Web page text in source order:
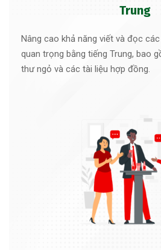
Trung
Nâng cao khả năng viết và đọc
quan trọng bằng tiếng Trung, bao
thư ngỏ và các tài liệu hợp đồng.